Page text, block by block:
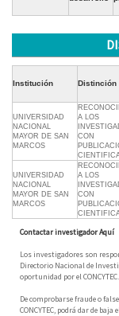
Institución Distinción
UNIVERSIDAD
NACIONAL
MAYOR DE SAN
MARCOS
A LOS
CON
UNIVERSIDAD
NACIONAL
MAYOR DE SAN
MARCOS
A LOS
CON
Contactar investigador Aquí
Los investigadores son
Directorio Nacional de
oportunidad por el CONCYTEC.
De comprobarse fraude o
CONCYTEC, podrá dar de